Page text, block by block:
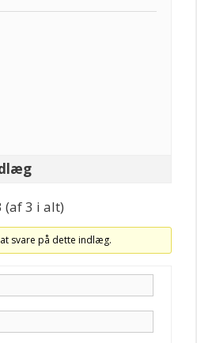
3 i alt)
svare på dette indlæg.